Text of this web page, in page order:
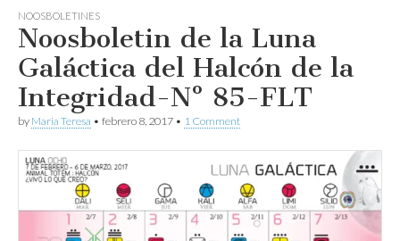
Onda
encantada
NOOSBOLETINES
Noosboletin de la Luna
Galáctica del Halcón de la
Integridad-Nº 85-FLT
by Maria Teresa • febrero 8, 2017 • 1 Comment